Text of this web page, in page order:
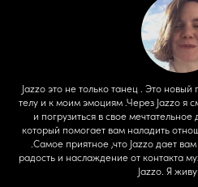
Jazzo это не только танец . Это
телу и к моим эмоциям .Через Jazzo я
и погрузиться в свое мечтательное
который помогает вам наладить
.Самое приятное ,что Jazzo дает
радость и наслаждение от контакта
Jazzo. Я живу